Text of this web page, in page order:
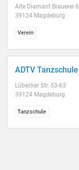
Alte Diamant Brauerei 6
39124 Magdeburg
Verein
ADTV
Lübecker Str. 53-63
39124 Magdeburg
Tanzschule